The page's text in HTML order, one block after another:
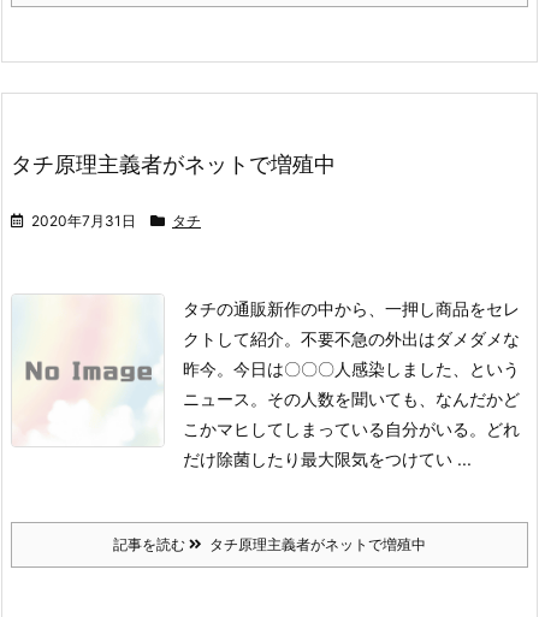
タチ原理主義者がネットで増殖中
2020年7月31日 タチ
タチの通販新作の中から、一押し商品をセレ
クトして紹介。不要不急の外出はダメダメな
昨今。 今日は〇〇〇人感染しました、という
ニュース。その人数を聞いても、なんだかど
こかマヒしてしまっている自分がいる。どれ
だけ除菌したり最大限気をつけてい ...
記事を読む タチ原理主義者がネットで増殖中